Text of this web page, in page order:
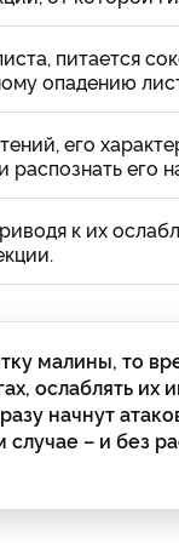
питается
опадению
его
его
к их
малины, то
ослаблять их
начнут
– и без